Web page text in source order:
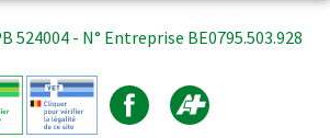
524004 - N° Entreprise BE0795.503.928